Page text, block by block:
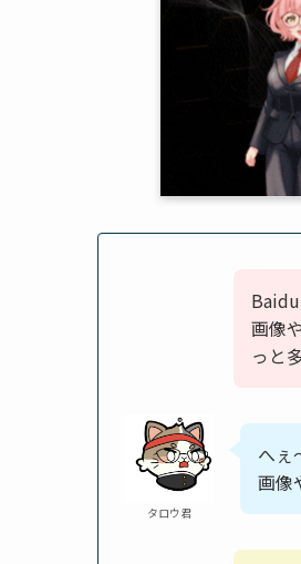
画像
っと
タロウ君
へぇ
画像